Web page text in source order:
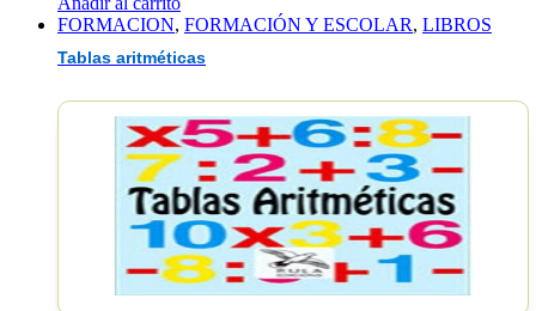
FORMACION, FORMACIÓN Y ESCOLAR, LIBROS
Tablas aritméticas